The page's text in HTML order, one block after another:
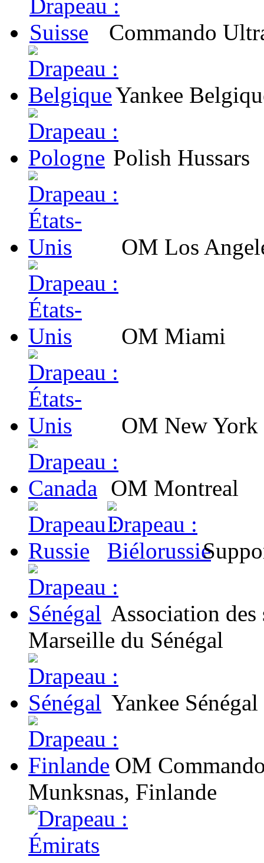
Commando
Yankee
Polish Hussars
OM Los
OM Miami
OM New York
OM Montreal
Association
Marseille du Sénégal
Yankee Sénégal
OM
Munksnas, Finlande